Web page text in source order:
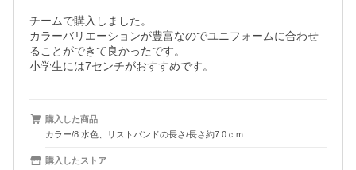
チームで購入しました。
カラーバリエーションが豊富なのでユニフォームに合わせ
ることができて良かったです。
小学生には7センチがおすすめです。
購入した商品
カラー/8.水色、リストバンドの長さ/長さ約7.0ｃｍ
購入したストア